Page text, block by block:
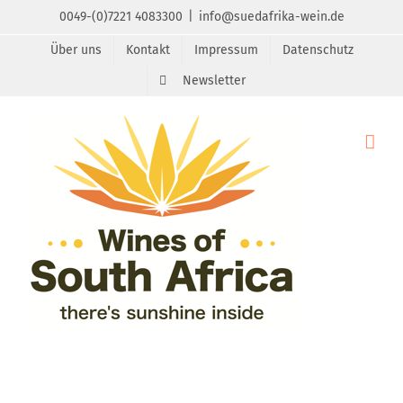
0049-(0)7221 4083300 info@suedafrika-wein.de
Über uns Kontakt Impressum
Datenschutz
Newsletter